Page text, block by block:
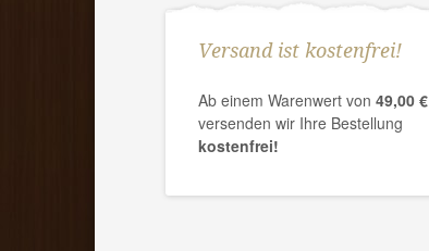
Versand ist kostenfrei!
Ab einem Warenwert von 49,00 €
versenden wir Ihre Bestellung
kostenfrei!